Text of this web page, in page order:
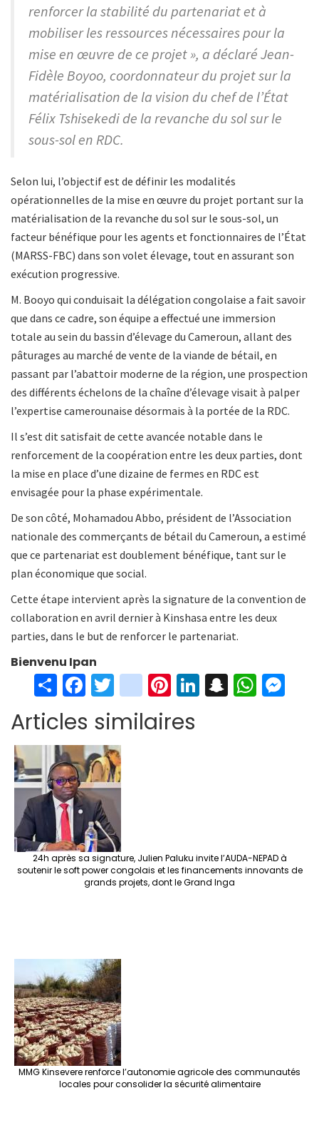
renforcer la stabilité du partenariat et à
mobiliser les ressources nécessaires pour la
mise en œuvre de ce projet », a déclaré Jean-
Fidèle Boyoo, coordonnateur du projet sur la
matérialisation de la vision du chef de l’État
Félix Tshisekedi de la revanche du sol sur le
sous-sol en RDC.
Selon lui, l’objectif est de définir les modalités
opérationnelles de la mise en œuvre du projet portant sur la
matérialisation de la revanche du sol sur le sous-sol, un
facteur bénéfique pour les agents et fonctionnaires de l’État
(MARSS-FBC) dans son volet élevage, tout en assurant son
exécution progressive.
M. Booyo qui conduisait la délégation congolaise a fait savoir
que dans ce cadre, son équipe a effectué une immersion
totale au sein du bassin d’élevage du Cameroun, allant des
pâturages au marché de vente de la viande de bétail, en
passant par l’abattoir moderne de la région, une prospection
des différents échelons de la chaîne d’élevage visait à palper
l’expertise camerounaise désormais à la portée de la RDC.
Il s’est dit satisfait de cette avancée notable dans le
renforcement de la coopération entre les deux parties, dont
la mise en place d’une dizaine de fermes en RDC est
envisagée pour la phase expérimentale.
De son côté, Mohamadou Abbo, président de l’Association
nationale des commerçants de bétail du Cameroun, a estimé
que ce partenariat est doublement bénéfique, tant sur le
plan économique que social.
Cette étape intervient après la signature de la convention de
collaboration en avril dernier à Kinshasa entre les deux
parties, dans le but de renforcer le partenariat.
Bienvenu Ipan
S
h
ar
e
Fa
ce
b
o
o
k
T
wi
tt
er
in
st
ag
Pi
er
Li S W
Articles similaires
24h après sa signature, Julien Paluku invite l’AUDA-NEPAD à
soutenir le soft power congolais et les financements innovants de
grands projets, dont le Grand Inga
MMG Kinsevere renforce l’autonomie agricole des communautés
locales pour consolider la sécurité alimentaire